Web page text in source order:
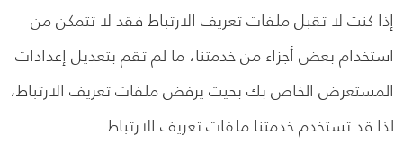
إذا كنت لا تقبل ملفات تعريف الارتباط فقد لا تتمكن من
استخدام بعض أجزاء من خدمتنا، ما لم تقم بتعديل إعدادات
المستعرض الخاص بك بحيث يرفض ملفات تعريف الارتباط،
لذا قد تستخدم خدمتنا ملفات تعريف الارتباط.